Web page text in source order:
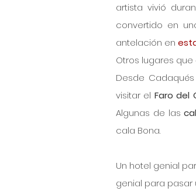
artista vivió
convertido en
antelación en
Otros lugares
Desde
visitar el Faro del
Algunas de las
cala Bona.
Un hotel genial
genial para pasar